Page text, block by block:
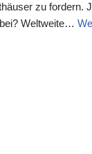
zu fordern.
Weltweite…